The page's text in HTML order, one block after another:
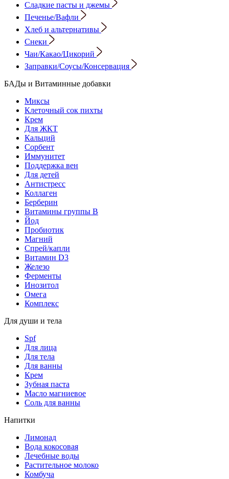
Сладкие пасты и джемы
Печенье/Вафли
Хлеб и альтернативы
Снеки
Чаи/Какао/Цикорий
Заправки/Соусы/Консервация
БАДы и Витаминные добавки
Миксы
Клеточный сок пихты
Крем
Для ЖКТ
Кальций
Сорбент
Иммунитет
Поддержка вен
Для детей
Антистресс
Коллаген
Берберин
Витамины группы B
Йод
Пробиотик
Магний
Спрей/капли
Витамин D3
Железо
Ферменты
Инозитол
Омега
Комплекс
Для души и тела
Spf
Для лица
Для тела
Для ванны
Крем
Зубная паста
Масло магниевое
Соль для ванны
Напитки
Лимонад
Вода кокосовая
Лечебные воды
Растительное молоко
Комбуча